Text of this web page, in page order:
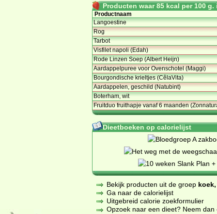
Producten waar 85 kcal per 100
Productnaam
Langoestine
Rog
Tarbot
Visfilet napoli (Edah)
Rode Linzen Soep (Albert Heijn)
Aardappelpuree voor Ovenschotel (Maggi)
Bourgondische krieltjes (CêlaVita)
Aardappelen, geschild (Natubint)
Boterham, wit
Fruitduo fruithapje vanaf 6 maanden
Dieetboeken op calorielijst
Bekijk producten uit de groep
Ga naar de calorielijst
Uitgebreid calorie zoekformulier
Opzoek naar een dieet? Neem